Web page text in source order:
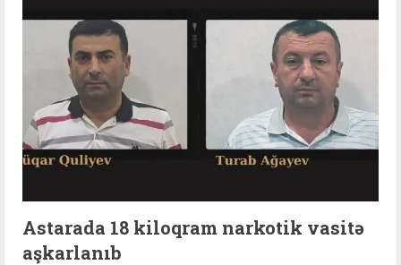
Astarada 18 kiloqram narkotik vasitə
aşkarlanıb